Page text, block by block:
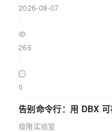
2026-08-07
266
0
告别命令行：用 DBX
极限实验室